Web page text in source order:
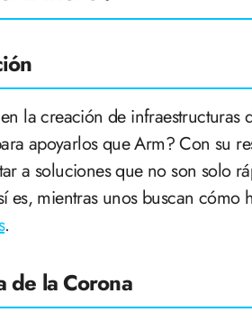
la creación de infraestructuras
apoyarlos que Arm? Con su
a soluciones que no son solo
es, mientras unos buscan cómo
.
de la Corona